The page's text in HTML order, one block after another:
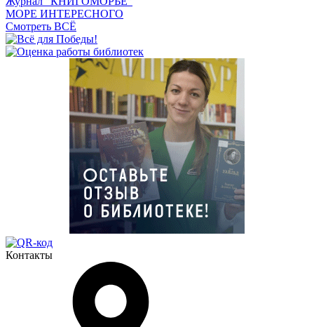
МОРЕ ИНТЕРЕСНОГО
Смотреть ВСЁ
Контакты